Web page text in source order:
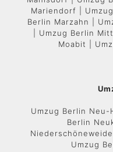
Mariendorf |
Berlin Marzahn |
| Umzug Berlin
Moabit |
Umzug Berlin Neu-
Berlin
Umzug